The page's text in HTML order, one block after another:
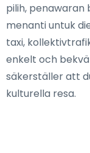
pilih, penawaran
menanti untuk
taxi,
enkelt och
säkerställer att
kulturella resa.